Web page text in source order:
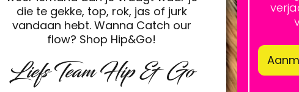
die te gekke, top, rok, jas of jurk
vandaan hebt. Wanna Catch our
flow? Shop Hip&Go!
Liefs Team Hip & Go